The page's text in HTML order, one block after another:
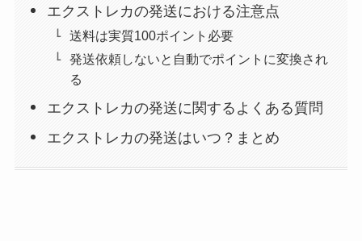
エクストレカの発送における注意点
送料は実質100ポイント必要
発送依頼しないと自動でポイントに変換され
る
エクストレカの発送に関するよくある質問
エクストレカの発送はいつ？まとめ